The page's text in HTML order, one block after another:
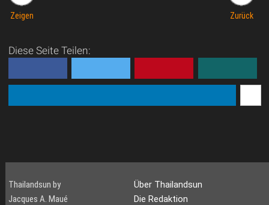
Zeigen Zurück
Diese Seite Teilen:
Thailandsun by
Jacques A. Maué
Über Thailandsun
Die Redaktion